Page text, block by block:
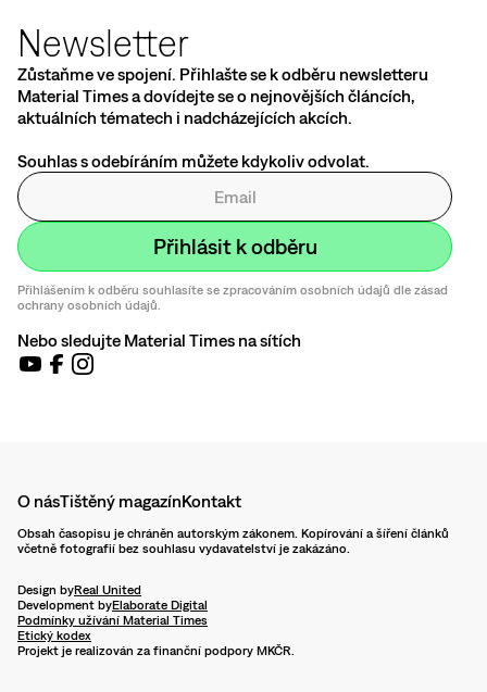
Newsletter
Zůstaňme ve spojení. Přihlašte se k odběru newsletteru
Material Times a dovídejte se o nejnovějších článcích,
aktuálních tématech i nadcházejících akcích.
Souhlas s odebíráním můžete kdykoliv odvolat.
Přihlášením k odběru souhlasíte se zpracováním osobních údajů dle zásad
ochrany osobních údajů.
Nebo sledujte Material Times na sítích
O násTištěný magazínKontakt
Obsah časopisu je chráněn autorským zákonem. Kopírování a šíření článků
včetně fotografií bez souhlasu vydavatelství je zakázáno.
Design byReal United
Development byElaborate Digital
Podmínky užívání Material Times
Etický kodex
Projekt je realizován za finanční podpory MKČR.